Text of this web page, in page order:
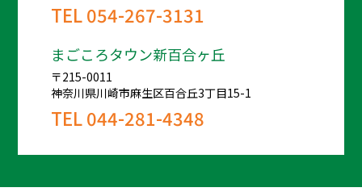
TEL054-267-3131
まごころタウン新百合ヶ丘
〒215-0011
神奈川県川崎市麻生区百合丘3丁目15-1
TEL044-281-4348